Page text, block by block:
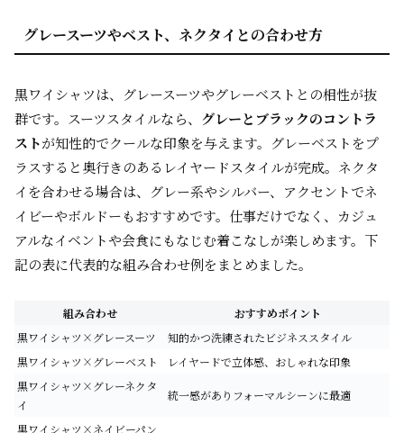
グレースーツやベスト、ネクタイとの合わせ方
黒ワイシャツは、グレースーツやグレーベストとの相性が抜
群です。スーツスタイルなら、 グレーとブラックのコントラ
ストが知性的でクールな印象を与えます。グレーベストをプ
ラスすると奥行きのあるレイヤードスタイルが完成。ネクタ
イを合わせる場合は、グレー系やシルバー、アクセントでネ
イビーやボルドーもおすすめです。仕事だけでなく、カジュ
アルなイベントや会食にもなじむ着こなしが楽しめます。下
記の表に代表的な組み合わせ例をまとめました。
組み合わせ
おすすめポイント
黒ワイシャツ×グレースーツ
知的かつ洗練されたビジネススタイル
黒ワイシャツ×グレーベスト
レイヤードで立体感、おしゃれな印象
黒ワイシャツ×グレーネクタ
イ
統一感がありフォーマルシーンに最適
黒ワイシャツ×ネイビーパン